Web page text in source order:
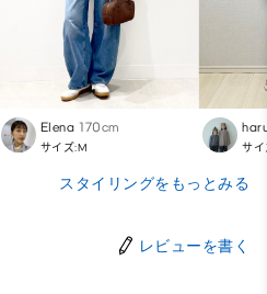
Elena 170cm
サイズ:M サイ
スタイリングをもっとみる
レビューを書く